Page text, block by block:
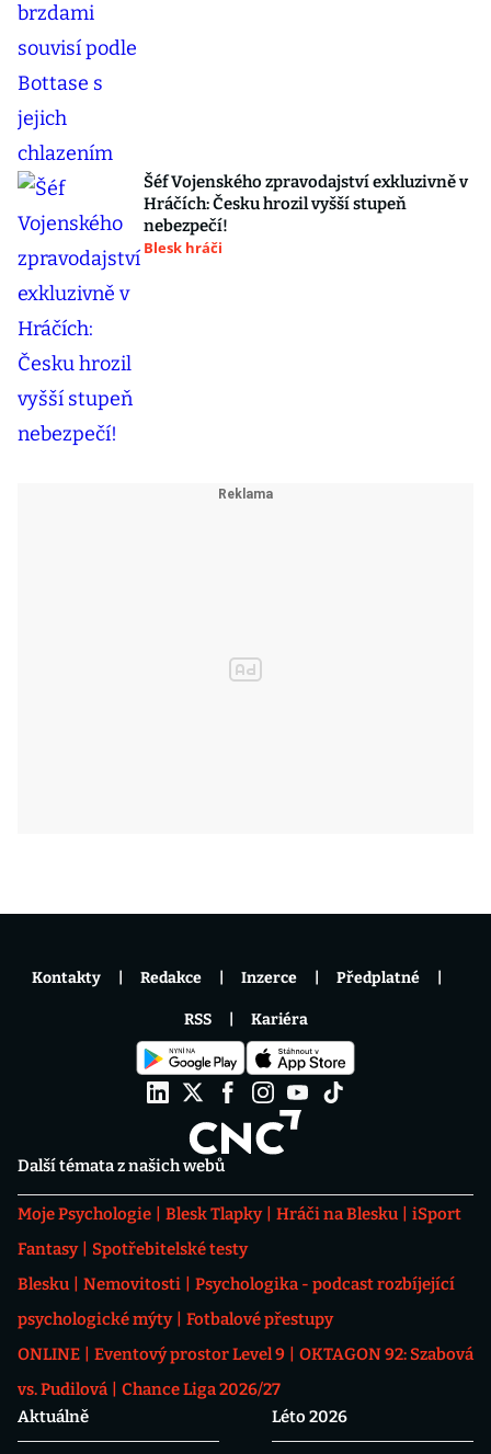
Šéf Vojenského zpravodajství exkluzivně v
Hráčích: Česku hrozil vyšší stupeň
nebezpečí!
Blesk hráči
Další témata z našich webů
Moje Psychologie Blesk Tlapky Hráči na Blesku
iSport
Fantasy
Spotřebitelské testy
Blesku
Nemovitosti
Psychologika - podcast rozbíjející
psychologické mýty
Fotbalové přestupy
ONLINE
Eventový prostor Level 9
OKTAGON 92: Szabová
vs. Pudilová
Chance Liga 2026/27
Aktuálně
Léto 2026
Kontakty Redakce Inzerce Předplatné
RSS Kariéra